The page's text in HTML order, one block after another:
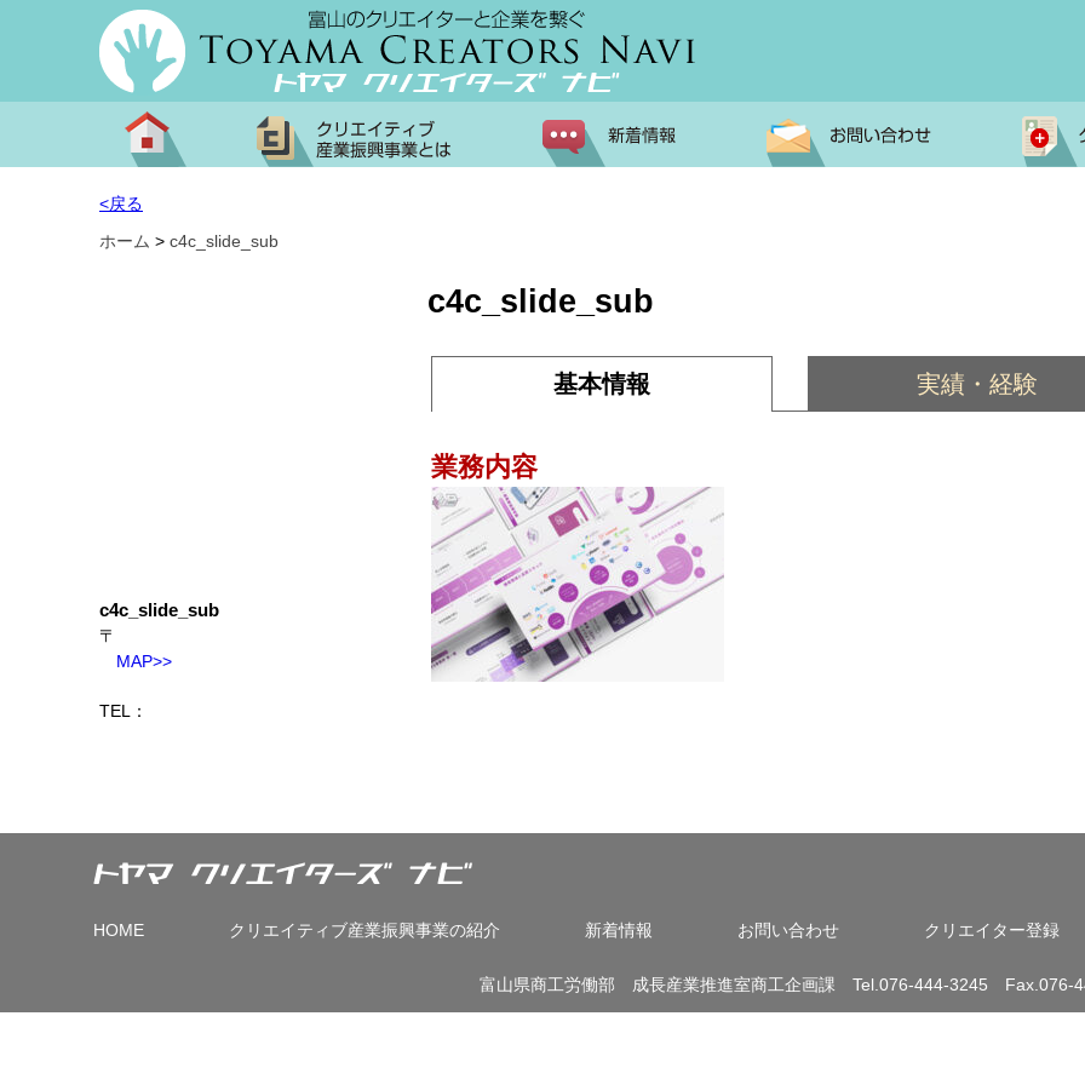
<戻る
ホーム > c4c_slide_sub
c4c_slide_sub
〒
MAP>>
TEL：
c4c_slide_sub
基本情報 実績・経験
業務内容
HOME クリエイティブ産業振興事業の紹介 新着情報 お問い合わせ クリエイター登録
富山県商工労働部 成長産業推進室商工企画課 Tel.076-444-3245 Fax.076-